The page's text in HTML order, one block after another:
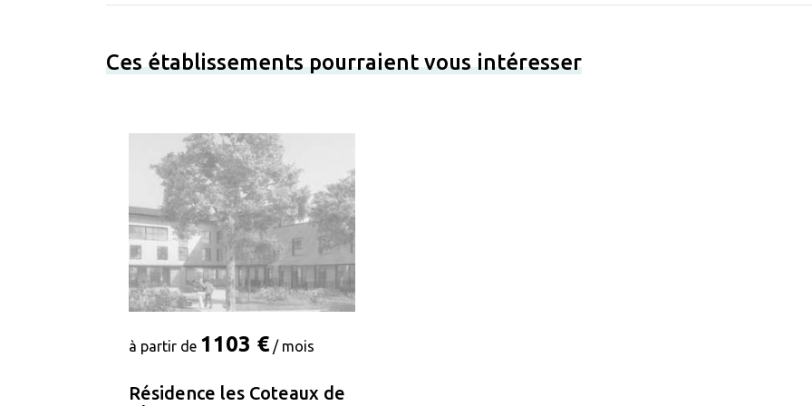
Ces établissements pourraient vous intéresser
à partir de 1103 € / mois
Résidence les Coteaux de